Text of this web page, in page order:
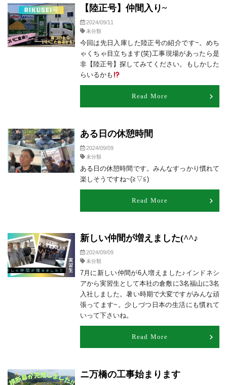
【陸正号】仲間入り~
2024/09/11
未分類
今回は先日入庫した陸正号の紹介です~。めち
ゃくちゃ目立ちます(笑)工事現場があったら是
非【陸正号】探してみてください。もしかした
らいるかも
Read More
ある日の休憩時間
2024/09/09
未分類
ある日の休憩時間です。みんなすっかり慣れて
楽しそうですね~(≧▽≦)
Read More
新しい仲間が増えました(^^♪
2024/09/09
未分類
7月に新しい仲間が6人増えました♪インドネシ
アから実習生として本社の倉敷に3名福山に3名
入社しました。暑い時期で大変ですがみんな頑
張ってます~。少しづつ日本の生活にも慣れて
いって下さいね。
Read More
ニ万橋の工事始まります